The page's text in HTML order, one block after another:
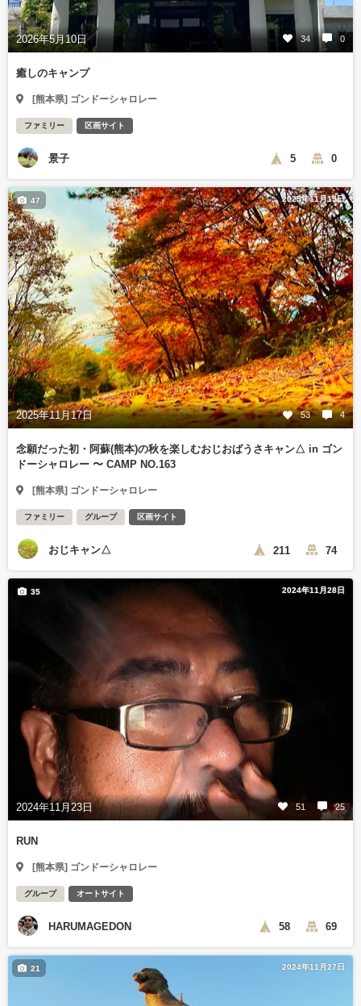
2026年5月10日 34 0
癒しのキャンプ
[熊本県] ゴンドーシャロレー
ファミリー 区画サイト
景子 5 0
2025年11月19日
2025年11月17日 53 4
47
念願だった初・阿蘇(熊本)の秋を楽しむおじおばうさキャン△ in ゴン
ドーシャロレー 〜 CAMP NO.163
[熊本県] ゴンドーシャロレー
ファミリー グループ 区画サイト
おじキャン△ 211 74
2024年11月28日
2024年11月23日 51 25
35
RUN
[熊本県] ゴンドーシャロレー
グループ オートサイト
HARUMAGEDON 58 69
2024年11月27日
21